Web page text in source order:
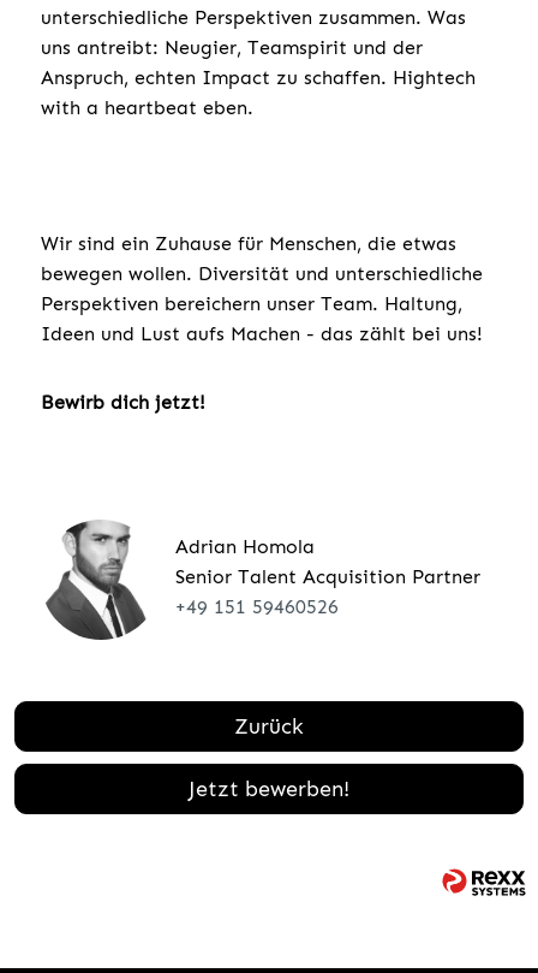
unterschiedliche Perspektiven zusammen. Was
uns antreibt: Neugier, Teamspirit und der
Anspruch, echten Impact zu schaffen. Hightech
with a heartbeat eben.
Wir sind ein Zuhause für Menschen, die etwas
bewegen wollen. Diversität und unterschiedliche
Perspektiven bereichern unser Team. Haltung,
Ideen und Lust aufs Machen - das zählt bei uns!
Bewirb dich jetzt!
Adrian Homola
Senior Talent Acquisition Partner
+49 151 59460526
Zurück
Jetzt bewerben!